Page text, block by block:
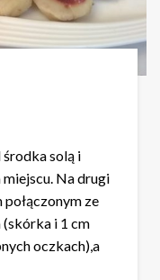
solą i
miejscu. Na drugi
połączonym ze
i 1 cm
oczkach),a